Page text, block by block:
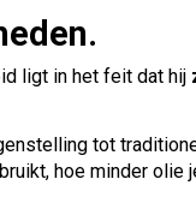
ligt in het feit dat hij
tot
hoe minder